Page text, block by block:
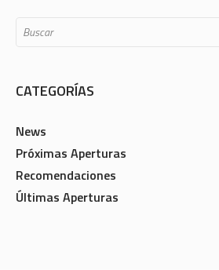
CATEGORÍAS
News
Próximas Aperturas
Recomendaciones
Últimas Aperturas